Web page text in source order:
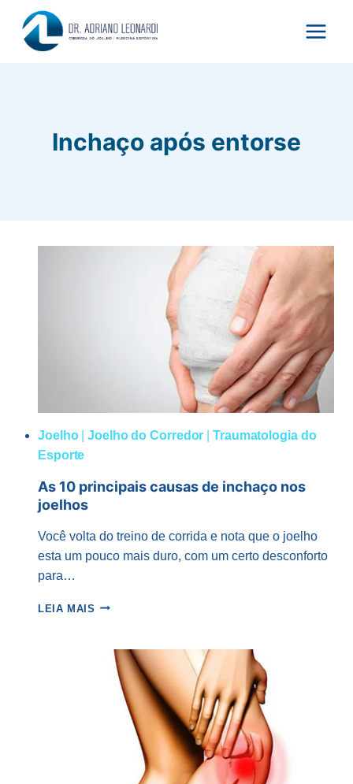
para
Inchaço após entorse
Joelho|Joelho do Corredor |Traumatologia do
Esporte
As 10 principais causas de inchaço nos
joelhos
Você volta do treino de corrida e nota que o joelho
esta um pouco mais duro, com um certo desconforto
para…
LEIA MAIS AS
CAUSAS
INCHAÇO
JOELHOS